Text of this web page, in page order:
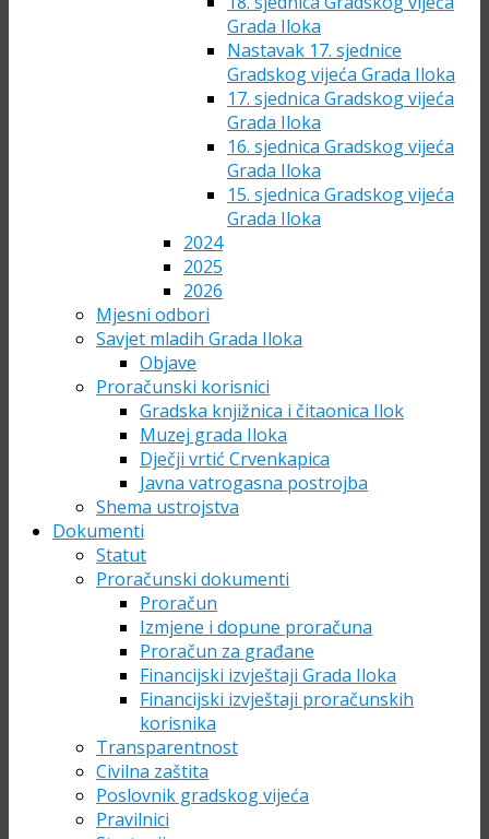
Grada Iloka
Nastavak 17. sjednice
Gradskog vijeća Grada Iloka
17. sjednica Gradskog vijeća
Grada Iloka
16. sjednica Gradskog vijeća
Grada Iloka
15. sjednica Gradskog vijeća
Grada Iloka
2024
2025
2026
Mjesni odbori
Savjet mladih Grada Iloka
Objave
Proračunski korisnici
Gradska knjižnica i čitaonica Ilok
Muzej grada Iloka
Dječji vrtić Crvenkapica
Javna vatrogasna postrojba
Shema ustrojstva
Dokumenti
Statut
Proračunski dokumenti
Proračun
Izmjene i dopune proračuna
Proračun za građane
Financijski izvještaji Grada Iloka
Financijski izvještaji proračunskih
korisnika
Transparentnost
Civilna zaštita
Poslovnik gradskog vijeća
Pravilnici